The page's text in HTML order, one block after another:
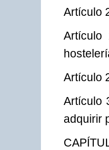
Artículo
Artículo
Artículo
Artículo
adquirir